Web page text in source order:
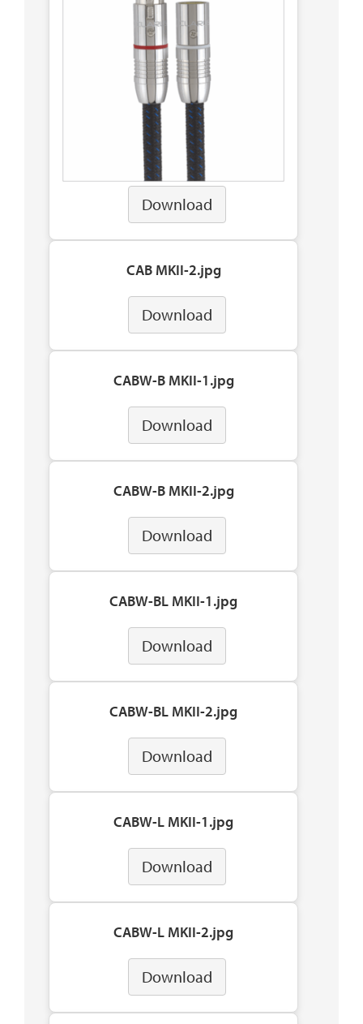
Download
CAB MKII-2.jpg
Download
CABW-B MKII-1.jpg
Download
CABW-B MKII-2.jpg
Download
CABW-BL MKII-1.jpg
Download
CABW-BL MKII-2.jpg
Download
CABW-L MKII-1.jpg
Download
CABW-L MKII-2.jpg
Download